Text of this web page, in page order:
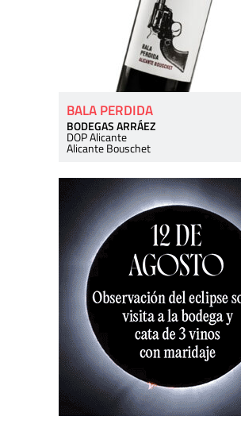
BALA PERDIDA
BODEGAS ARRÁEZ
DOP Alicante
Alicante Bouschet